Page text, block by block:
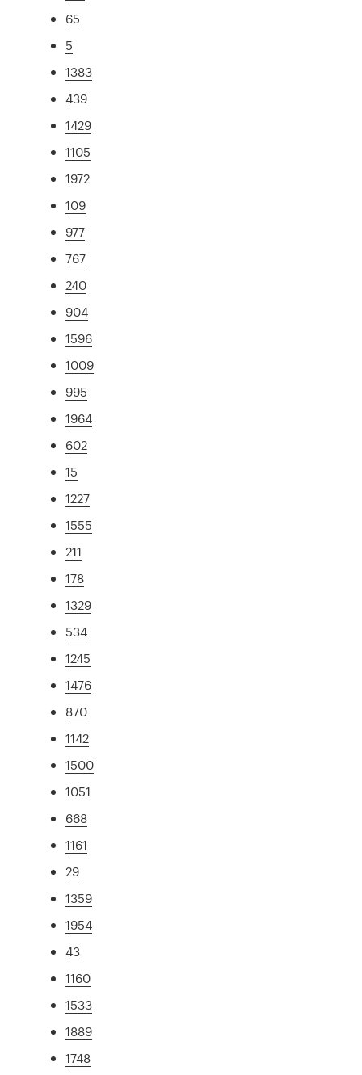
65
5
1383
439
1429
1105
1972
109
977
767
240
904
1596
1009
995
1964
602
15
1227
1555
211
178
1329
534
1245
1476
870
1142
1500
1051
668
1161
29
1359
1954
43
1160
1533
1889
1748